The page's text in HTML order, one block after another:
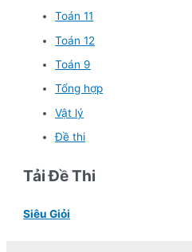
Toán 11
Toán 12
Toán 9
Tổng hợp
Vật lý
Đề thi
Tải Đề Thi
Siêu Giỏi